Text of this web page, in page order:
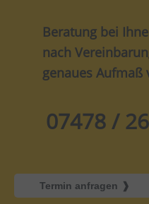
Beratung bei
nach
genaues Aufmaß
07478 /
Termin anfragen